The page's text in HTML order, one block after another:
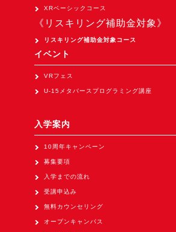
オープンキャンパス
オンライン
資料請求
XRベーシックコース
《リスキリング補助金対象》
リスキリング補助金対象コース
イベント
VRフェス
U-15メタバースプログラミング講座
入学案内
10周年キャンペーン
募集要項
入学までの流れ
受講申込み
無料カウンセリング
オープンキャンパス